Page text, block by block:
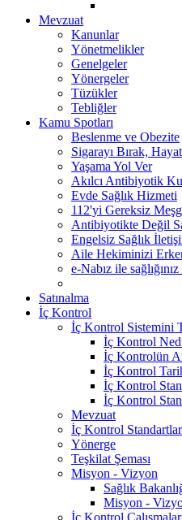
Mevzuat
Kanunlar
Yönetmelikler
Genelgeler
Yönergeler
Tüzükler
Tebliğler
Kamu Spotları
Beslenme ve Obezite
Sigarayı Bırak,
Yaşama Yol Ver
Akılcı Antibiyotik
Evde Sağlık Hizmeti
112'yi Gereksiz
Antibiyotikte Değil
Engelsiz Sağlık
Aile Hekiminizi
e-Nabız ile
Satınalma
İç Kontrol
İç Kontrol Sistemini
İç Kontrol
İç Kontrolün
İç Kontrol
İç Kontrol
İç Kontrol
Mevzuat
İç Kontrol
Yönerge
Teşkilat Şeması
Misyon - Vizyon
Sağlık
Misyon -
İç Kontrol